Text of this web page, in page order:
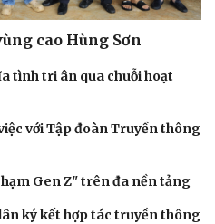
cao Hùng Sơn
tình tri ân qua chuỗi hoạt
với Tập đoàn Truyền thông
Gen Z" trên đa nền tảng
ký kết hợp tác truyền thông